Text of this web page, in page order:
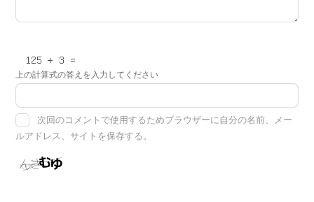
上の計算式の答えを入力してください
次回のコメントで使用するためブラウザーに自分の名前、メー
ルアドレス、サイトを保存する。